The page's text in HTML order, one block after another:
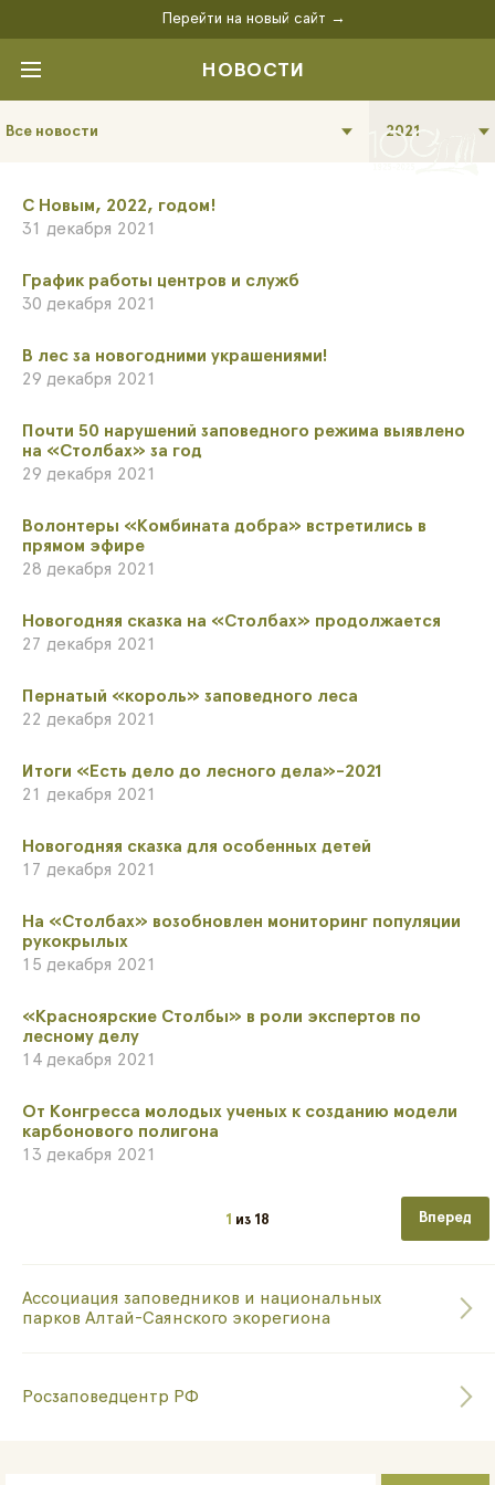
Перейти на новый сайт →
НОВОСТИ
Все новости 2021
С Новым, 2022, годом!
31 декабря 2021
График работы центров и служб
30 декабря 2021
В лес за новогодними украшениями!
29 декабря 2021
Почти 50 нарушений заповедного режима выявлено
на «Столбах» за год
29 декабря 2021
Волонтеры «Комбината добра» встретились в
прямом эфире
28 декабря 2021
Новогодняя сказка на «Столбах» продолжается
27 декабря 2021
Пернатый «король» заповедного леса
22 декабря 2021
Итоги «Есть дело до лесного дела»-2021
21 декабря 2021
​Новогодняя сказка для особенных детей
17 декабря 2021
​На «Столбах» возобновлен мониторинг популяции
рукокрылых
15 декабря 2021
«Красноярские Столбы» в роли экспертов по
лесному делу
14 декабря 2021
От Конгресса молодых ученых к созданию модели
карбонового полигона
13 декабря 2021
1 из 18
Ассоциация заповедников и национальных
парков Алтай-Саянского экорегиона
Росзаповедцентр РФ